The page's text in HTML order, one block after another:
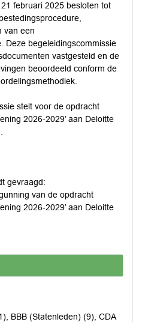
februari 2025 besloten tot
van een
Deze begeleidingscommissie
vastgesteld en de
beoordeeld conform de
stelt voor de opdracht
2026-2029’ aan Deloitte
gevraagd:
van de opdracht
2026-2029’ aan Deloitte
BBB (Statenleden) (9), CDA